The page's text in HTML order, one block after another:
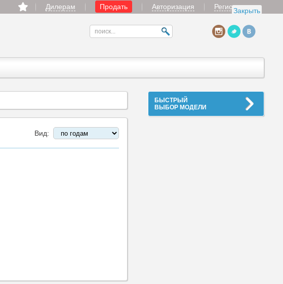
Закрыть
Дилерам Продать Авторизация Регистрация
БЫСТРЫЙ
ВЫБОР МОДЕЛИ
Вид: